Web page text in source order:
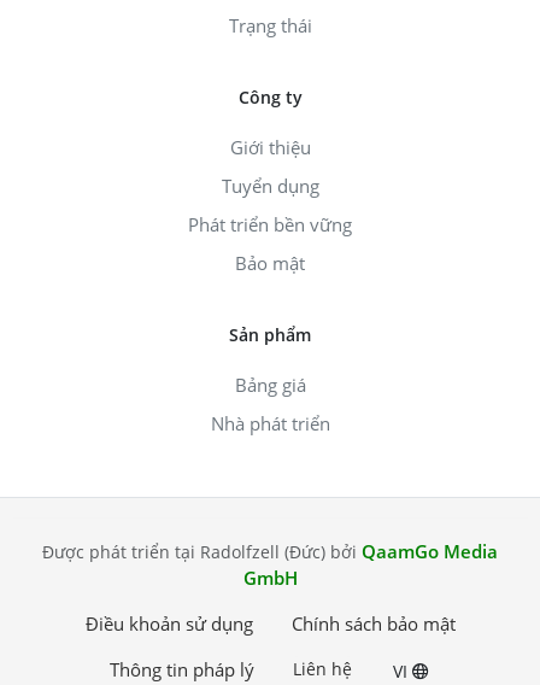
Trạng thái
Công ty
Giới thiệu
Tuyển dụng
Phát triển bền vững
Bảo mật
Sản phẩm
Bảng giá
Nhà phát triển
Được phát triển tại Radolfzell (Đức) bởi QaamGo Media
GmbH
Điều khoản sử dụng
Chính sách bảo mật
Thông tin pháp lý
Liên hệ VI